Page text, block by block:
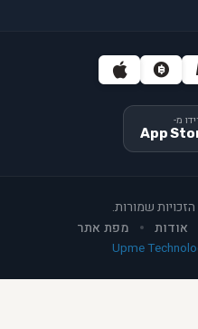
מ-
App
שמורות.
אודות מפת אתר
Upme